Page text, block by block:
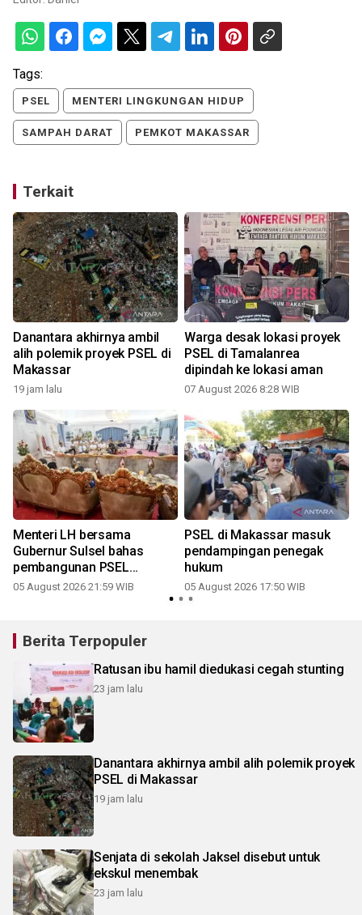
Tags:
PSEL MENTERI LINGKUNGAN HIDUP
SAMPAH DARAT PEMKOT MAKASSAR
Terkait
Danantara akhirnya ambil
alih polemik proyek PSEL di
Makassar
19 jam lalu
Warga desak lokasi proyek
PSEL di Tamalanrea
dipindah ke lokasi aman
07 August 2026 8:28 WIB
Menteri LH bersama
Gubernur Sulsel bahas
pembangunan PSEL
Mamminasata
05 August 2026 21:59 WIB
PSEL di Makassar masuk
pendampingan penegak
hukum
05 August 2026 17:50 WIB
Berita Terpopuler
Ratusan ibu hamil diedukasi cegah stunting
23 jam lalu
Danantara akhirnya ambil alih polemik proyek
PSEL di Makassar
19 jam lalu
Senjata di sekolah Jaksel disebut untuk
ekskul menembak
23 jam lalu